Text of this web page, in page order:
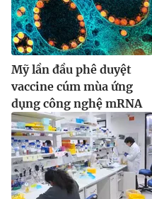
Mỹ lần đầu phê duyệt
vaccine cúm mùa ứng
dụng công nghệ mRNA